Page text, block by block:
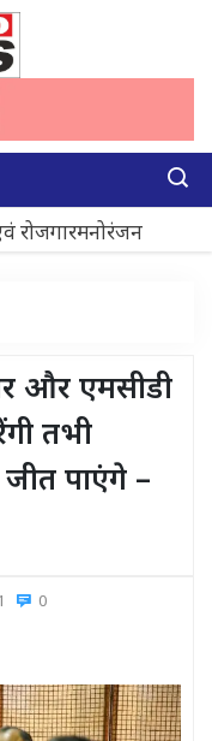
रोजगारमनोरंजन
और एमसीडी
तभी
पाएंगे –
0